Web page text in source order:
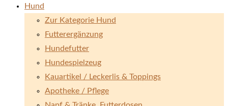
Hund
Zur Kategorie Hund
Futterergänzung
Hundefutter
Hundespielzeug
Kauartikel / Leckerlis & Toppings
Apotheke / Pflege